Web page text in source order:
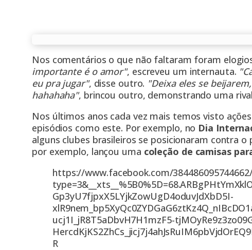
Nos comentários o que não faltaram foram
importante é o amor", escreveu um internauta.
eu pra jugar", disse outro. "Deixa eles se
hahahaha", brincou outro, demonstrando uma
Nos últimos anos cada vez mais temos visto
episódios como este. Por exemplo, no Dia
alguns clubes brasileiros se posicionaram contra
por exemplo, lançou uma coleção de camisas
https://www.facebook.com/
Gp3yU7fjpxX5LYjkZowUgD4oduvJdXbD5I-
ucj1I_jR8T5aDbvH7H1mzF5-
R